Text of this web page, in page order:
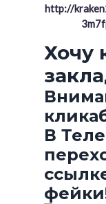
http://
Хочу
В